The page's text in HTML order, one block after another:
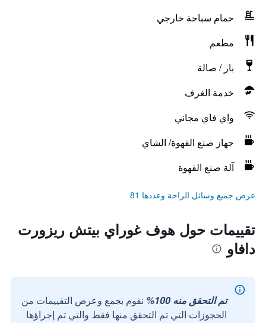
حمام سباحة خارجي
مطعم
بار / صالة
خدمة الغرف
واي فاي مجاني
جهاز صنع القهوة/ الشاي
آلة صنع القهوة
عرض جميع وسائل الراحة وعددها 81
تقييمات حول هوف غوراي بيتش ريزورت
دافاو
تم التحقق منه 100%
نقوم بجمع وعرض التقييمات من
الحجوزات التي تم التحقق منها فقط والتي تم إجراؤها